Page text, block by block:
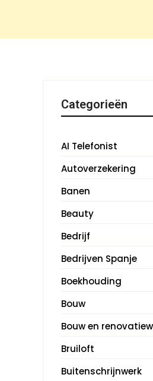
Categorieën
AI Telefonist
Autoverzekering
Banen
Beauty
Bedrijf
Bedrijven Spanje
Boekhouding
Bouw
Bouw en
Bruiloft
Buitenschrijnwerk